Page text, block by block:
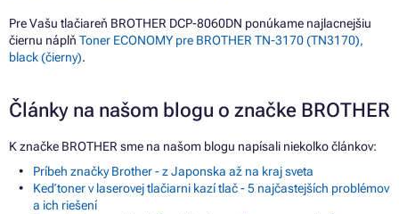
Pre Vašu tlačiareň BROTHER DCP-8060DN ponúkame najlacnejšiu
čiernu náplň Toner ECONOMY pre BROTHER TN-3170 (TN3170),
black (čierny).
Články na našom blogu o značke BROTHER
K značke BROTHER sme na našom blogu napísali niekoľko článkov:
Príbeh značky Brother - z Japonska až na kraj sveta
Keď toner v laserovej tlačiarni kazí tlač - 5 najčastejších problémov
a ich riešení